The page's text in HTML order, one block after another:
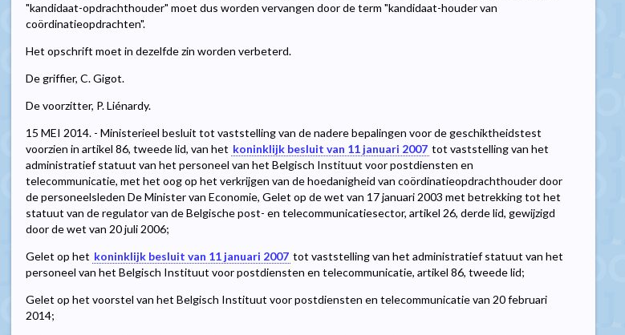
"kandidaat-opdrachthouder" moet dus worden vervangen door de term "kandidaat-houder van
coördinatieopdrachten".
Het opschrift moet in dezelfde zin worden verbeterd.
De griffier, C. Gigot.
De voorzitter, P. Liénardy.
15 MEI 2014. - Ministerieel besluit tot vaststelling van de nadere bepalingen voor de geschiktheidstest
voorzien in artikel 86, tweede lid, van het koninklijk besluit van 11 januari 2007 tot vaststelling van het
administratief statuut van het personeel van het Belgisch Instituut voor postdiensten en
telecommunicatie, met het oog op het verkrijgen van de hoedanigheid van coördinatieopdrachthouder door
de personeelsleden De Minister van Economie, Gelet op de wet van 17 januari 2003 met betrekking tot het
statuut van de regulator van de Belgische post- en telecommunicatiesector, artikel 26, derde lid, gewijzigd
door de wet van 20 juli 2006;
Gelet op het koninklijk besluit van 11 januari 2007 tot vaststelling van het administratief statuut van het
personeel van het Belgisch Instituut voor postdiensten en telecommunicatie, artikel 86, tweede lid;
Gelet op het voorstel van het Belgisch Instituut voor postdiensten en telecommunicatie van 20 februari
2014;